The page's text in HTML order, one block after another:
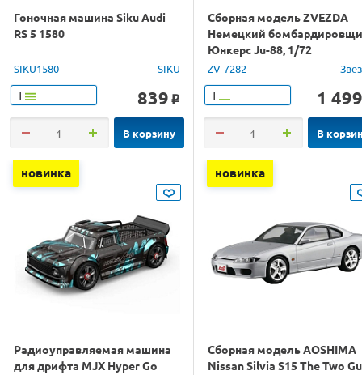
Гоночная машина Siku Audi
RS 5 1580
SIKU1580 SIKU
Т 839 o
В корзину
Сборная модель ZVEZDA
Немецкий
Юнкерс Ju-88, 1/72
ZV-7282
Т 1 499
В
новинка
Радиоуправляемая машина
для дрифта MJX Hyper Go
новинка
Сборная модель AOSHIMA
Nissan Silvia S15 The Two